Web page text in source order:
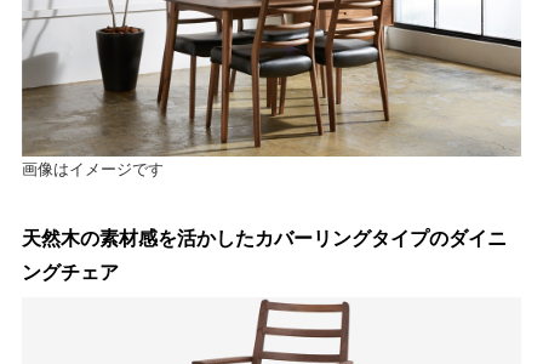
画像はイメージです
天然木の素材感を活かしたカバーリングタイプのダイニ
ングチェア